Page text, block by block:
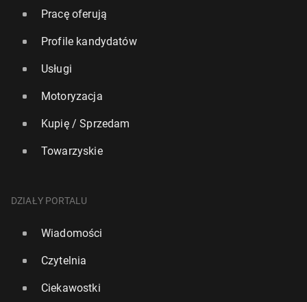
Pracę oferują
Profile kandydatów
Usługi
Motoryzacja
Kupię / Sprzedam
Towarzyskie
DZIAŁY PORTALU
Wiadomości
Czytelnia
Ciekawostki